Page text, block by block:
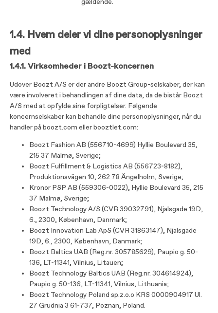
gældende.
1.4. Hvem deler vi dine personoplysninger
med
1.4.1. Virksomheder i Boozt-koncernen
Udover Boozt A/S er der andre Boozt Group-selskaber, der kan
være involveret i behandlingen af ​​dine data, da de bistår Boozt
A/S med at opfylde sine forpligtelser. Følgende
koncernselskaber kan behandle dine personoplysninger, når du
handler på boozt.com eller booztlet.com:
Boozt Fashion AB (556710-4699) Hyllie Boulevard 35,
215 37 Malmø, Sverige;
Boozt Fulfillment & Logistics AB (556723-8182),
Produktionsvägen 10, 262 78 Ängelholm, Sverige;
Kronor PSP AB (559306-0022), Hyllie Boulevard 35, 215
37 Malmø, Sverige;
Boozt Technology A/S (CVR 39032791), Njalsgade 19D,
6., 2300, København, Danmark;
Boozt Innovation Lab ApS (CVR 31863147), Njalsgade
19D, 6., 2300, København, Danmark;
Boozt Baltics UAB (Reg.nr. 305785629), Paupio g. 50-
136, LT-11341, Vilnius, Litauen;
Boozt Technology Baltics UAB (Reg.nr. 304614924),
Paupio g. 50-136, LT-11341, Vilnius, Lithuania;
Boozt Technology Poland sp.z.o.o KRS 0000904917 Ul.
27 Grudnia 3 61-737, Poznan, Poland.